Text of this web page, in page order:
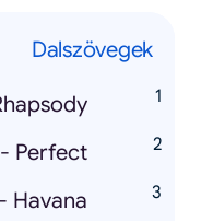
Dalszövegek
Perfect